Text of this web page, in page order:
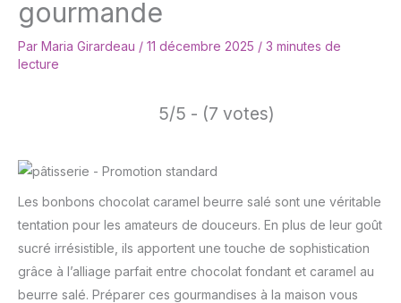
gourmande
Par Maria Girardeau / 11 décembre 2025 / 3 minutes de
lecture
5/5 - (7 votes)
Les bonbons chocolat caramel beurre salé sont une véritable
tentation pour les amateurs de douceurs. En plus de leur goût
sucré irrésistible, ils apportent une touche de sophistication
grâce à l’alliage parfait entre chocolat fondant et caramel au
beurre salé. Préparer ces gourmandises à la maison vous